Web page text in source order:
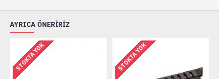
AYRICA ÖNERIRIZ
STOKTA YOK STOKTA YOK